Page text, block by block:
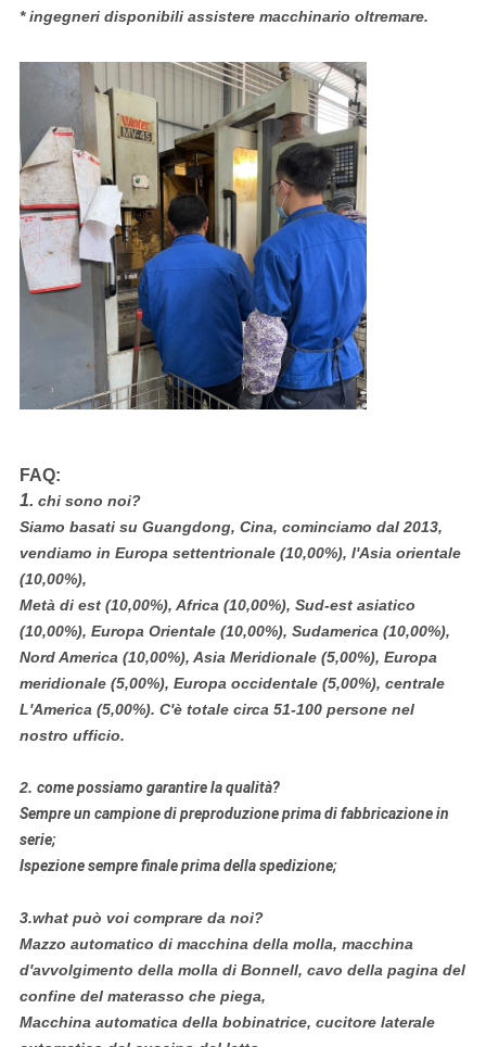
* ingegneri disponibili assistere macchinario oltremare.
FAQ:
1. chi sono noi?
Siamo basati su Guangdong, Cina, cominciamo dal 2013,
vendiamo in Europa settentrionale (10,00%), l'Asia orientale
(10,00%),
Metà di est (10,00%), Africa (10,00%), Sud-est asiatico
(10,00%), Europa Orientale (10,00%), Sudamerica (10,00%),
Nord America (10,00%), Asia Meridionale (5,00%), Europa
meridionale (5,00%), Europa occidentale (5,00%), centrale
L'America (5,00%). C'è totale circa 51-100 persone nel
nostro ufficio.
2. come possiamo garantire la qualità?
Sempre un campione di preproduzione prima di fabbricazione in
serie;
Ispezione sempre finale prima della spedizione;
3.what può voi comprare da noi?
Mazzo automatico di macchina della molla, macchina
d'avvolgimento della molla di Bonnell, cavo della pagina del
confine del materasso che piega,
Macchina automatica della bobinatrice, cucitore laterale